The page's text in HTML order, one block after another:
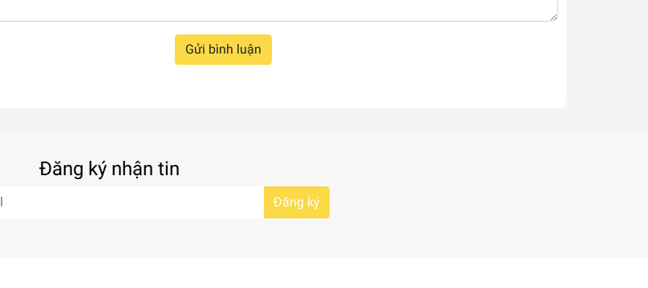
Gửi bình luận
Đăng ký nhận tin
Đăng ký